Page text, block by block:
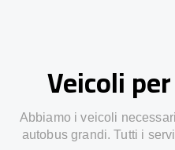
Veicoli
Abbiamo i veicoli
autobus grandi. Tutti i